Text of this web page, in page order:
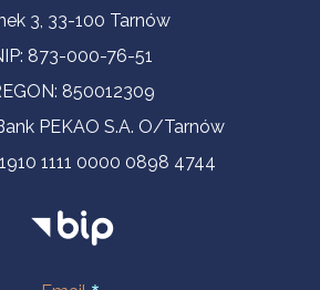
3, 33-100 Tarnów
873-000-76-51
850012309
PEKAO S.A. O/Tarnów
1111 0000 0898 4744